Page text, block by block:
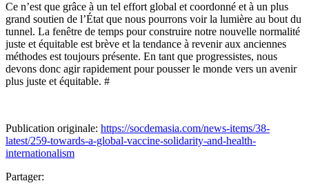
Ce n’est que grâce à un tel effort global et coordonné et à un plus
grand soutien de l’État que nous pourrons voir la lumière au bout du
tunnel. La fenêtre de temps pour construire notre nouvelle normalité
juste et équitable est brève et la tendance à revenir aux anciennes
méthodes est toujours présente. En tant que progressistes, nous
devons donc agir rapidement pour pousser le monde vers un avenir
plus juste et équitable. #
Publication originale: https://socdemasia.com/news-items/38-
latest/259-towards-a-global-vaccine-solidarity-and-health-
internationalism
Partager: